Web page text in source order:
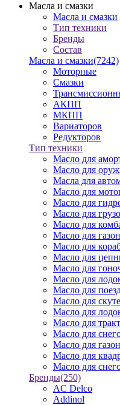
Масла и смазки
Масла и смазки
Тип техники
Бренды
Состав
Масла и смазки(7242)
Моторные
Смазки
АКПП
МКПП
Вариаторов
Редукторов
Тип техники
Масло для
Масло для
Масла для
Масло для
Масло для
Масло для
Масло для
Масло для
Масло для
Масло для
Масло для
Масло для
Масло для
Масло для
Масло для
Масло для
Масло для
Масло для
Масло для
Масло для
Бренды(250)
AC Delco
Addinol